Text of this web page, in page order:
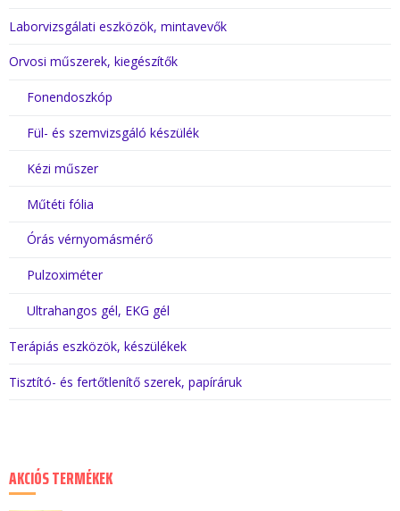
AKCIÓS TERMÉKEK
Laborvizsgálati eszközök, mintavevők
Orvosi műszerek, kiegészítők
Fonendoszkóp
Fül- és szemvizsgáló készülék
Kézi műszer
Műtéti fólia
Órás vérnyomásmérő
Pulzoximéter
Ultrahangos gél, EKG gél
Terápiás eszközök, készülékek
Tisztító- és fertőtlenítő szerek, papíráruk